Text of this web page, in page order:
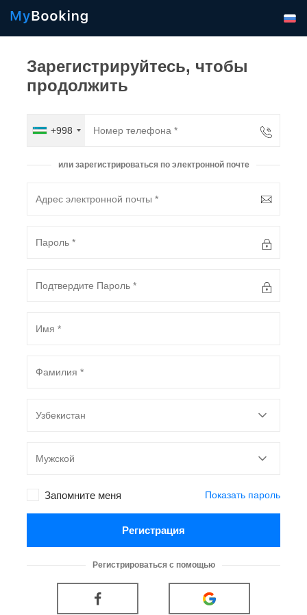
Зарегистрируйтесь, чтобы
продолжить
+998
или зарегистрироваться по электронной почте
Узбекистан
Мужской
Запомните меня Показать пароль
Регистрация
Регистрироваться с помощью